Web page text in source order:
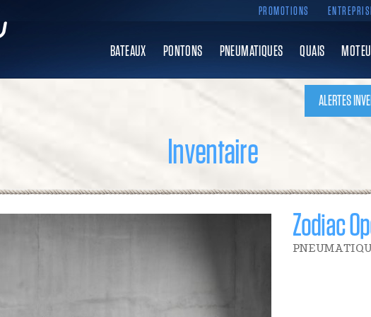
ALERTES
BATEAUX PONTONS PNEUMATIQUES QUAIS
PROMOTIONS
Inventaire
Zodiac